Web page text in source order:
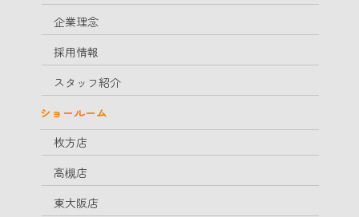
企業理念
採用情報
スタッフ紹介
ショールーム
枚方店
高槻店
東大阪店